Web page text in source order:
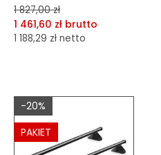
1 827,00 zł
1 461,60 zł brutto
1 188,29 zł netto
Do koszyka
-20%
PAKIET